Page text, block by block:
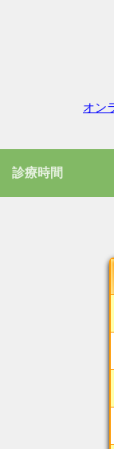
オン
診療時間